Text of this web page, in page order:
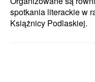
spotkania literackie w
Książnicy Podlaskiej.